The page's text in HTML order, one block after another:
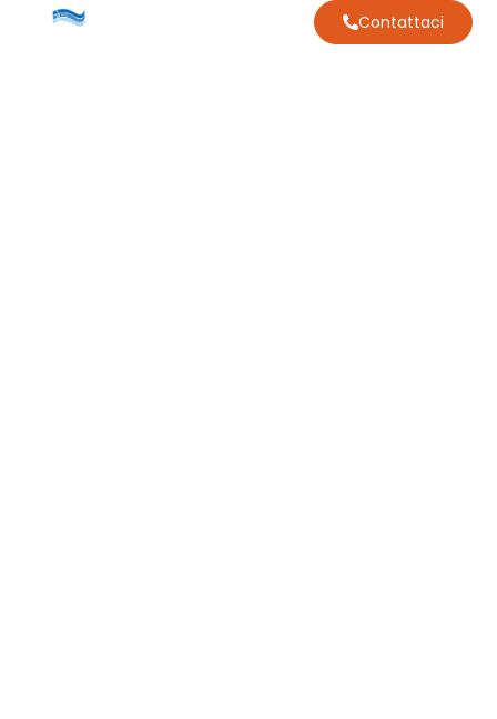
Contattaci